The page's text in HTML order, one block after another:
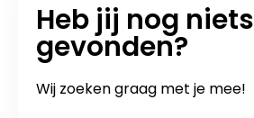
Heb jij nog niets
gevonden?
Wij zoeken graag met je mee!